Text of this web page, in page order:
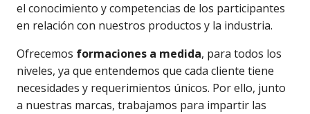
el conocimiento y competencias de los participantes
en relación con nuestros productos y la industria.
Ofrecemos formaciones a medida, para todos los
niveles, ya que entendemos que cada cliente tiene
necesidades y requerimientos únicos. Por ello, junto
a nuestras marcas, trabajamos para impartir las